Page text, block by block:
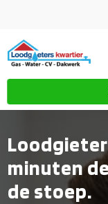
minuten
de stoep.